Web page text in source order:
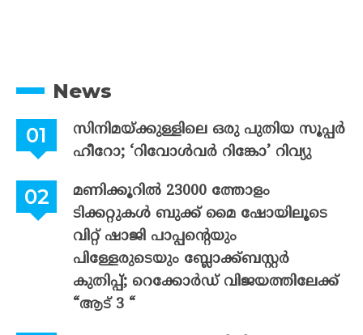
News
സിനിമയ്ക്കുള്ളിലെ ഒരു പുതിയ സൂപ്പർ
ഹീറോ; ‘റിവോൾവർ റിങ്കോ’ റിവ്യു
മണിക്കൂറിൽ 23000 ത്തോളം
ടിക്കറ്റുകൾ ബുക്ക് മൈ ഷോയിലൂടെ
വിറ്റ് ഷാജി പാപ്പന്റെയും
പിള്ളേരുടെയും ബ്ലോക്ക്ബസ്റ്റർ
കുതിപ്പ്; റെക്കോർഡ് വിജയത്തിലേക്ക്
“ആട് 3 “